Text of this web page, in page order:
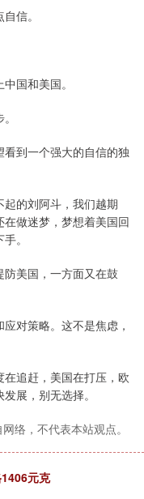
信。
国和美国。
到一个强大的自信的独
的刘阿斗，我们越期
做迷梦，梦想着美国回
。
美国，一方面又在鼓
对策略。这不是焦虑，
追赶，美国在打压，欧
展，别无选择。
络，不代表本站观点。
元克